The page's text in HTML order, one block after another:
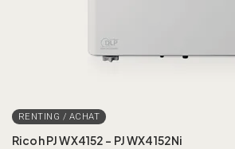
Ricoh PJ WX4152 – PJ WX4152Ni